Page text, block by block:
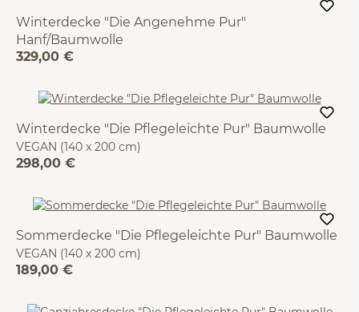
Winterdecke "Die Angenehme Pur"
Hanf/Baumwolle
VEGAN (140 x 200 cm)
329,00 €
Winterdecke "Die Pflegeleichte Pur" Baumwolle
VEGAN (140 x 200 cm)
298,00 €
Sommerdecke "Die Pflegeleichte Pur" Baumwolle
VEGAN (140 x 200 cm)
189,00 €